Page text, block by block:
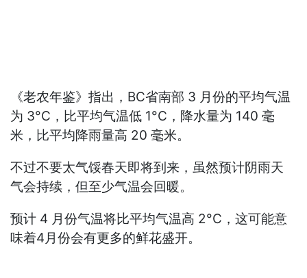
《老农年鉴》指出，BC省南部 3 月份的平均气温
为 3°C，比平均气温低 1°C，降水量为 140 毫
米，比平均降雨量高 20 毫米。
不过不要太气馁春天即将到来，虽然预计阴雨天
气会持续，但至少气温会回暖。
预计 4 月份气温将比平均气温高 2°C，这可能意
味着4月份会有更多的鲜花盛开。